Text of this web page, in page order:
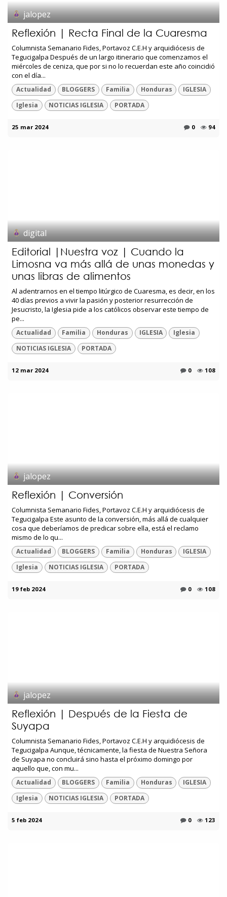
jalopez
Reflexión | Recta Final de la Cuaresma
Columnista Semanario Fides, Portavoz C.E.H y arquidiócesis de
Tegucigalpa Después de un largo itinerario que comenzamos el
miércoles de ceniza, que por si no lo recuerdan este año coincidió
con el día...
Actualidad BLOGGERS Familia Honduras
IGLESIA
Iglesia
NOTICIAS IGLESIA PORTADA
25 mar 2024 0 94
digital
Editorial |Nuestra voz | Cuando la
Limosna va más allá de unas monedas y
unas libras de alimentos
Al adentrarnos en el tiempo litúrgico de Cuaresma, es decir, en los
40 días previos a vivir la pasión y posterior resurrección de
Jesucristo, la Iglesia pide a los católicos observar este tiempo de
pe...
Actualidad Familia Honduras IGLESIA
Iglesia
NOTICIAS IGLESIA
PORTADA
12 mar 2024 0 108
jalopez
Reflexión | Conversión
Columnista Semanario Fides, Portavoz C.E.H y arquidiócesis de
Tegucigalpa Este asunto de la conversión, más allá de cualquier
cosa que deberíamos de predicar sobre ella, está el reclamo
mismo de lo qu...
Actualidad BLOGGERS Familia Honduras
IGLESIA
Iglesia
NOTICIAS IGLESIA PORTADA
19 feb 2024 0 108
jalopez
Reflexión | Después de la Fiesta de
Suyapa
Columnista Semanario Fides, Portavoz C.E.H y arquidiócesis de
Tegucigalpa Aunque, técnicamente, la fiesta de Nuestra Señora
de Suyapa no concluirá sino hasta el próximo domingo por
aquello que, con mu...
Actualidad BLOGGERS Familia Honduras
IGLESIA
Iglesia
NOTICIAS IGLESIA PORTADA
5 feb 2024 0 123